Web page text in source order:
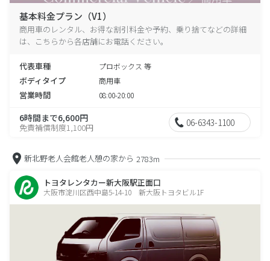
基本料金プラン（V1）
商用車のレンタル、お得な割引料金や予約、乗り捨てなどの詳細
は、こちらから各店舗にお電話ください。
代表車種 プロボックス 等
ボディタイプ 商用車
営業時間 08:00-20:00
6時間まで6,600円
免責補償制度1,100円 06-6343-1100
新北野老人会館老人憩の家から 2783m
トヨタレンタカー新大阪駅正面口
大阪市淀川区西中島5-14-10 新大阪トヨタビル1F